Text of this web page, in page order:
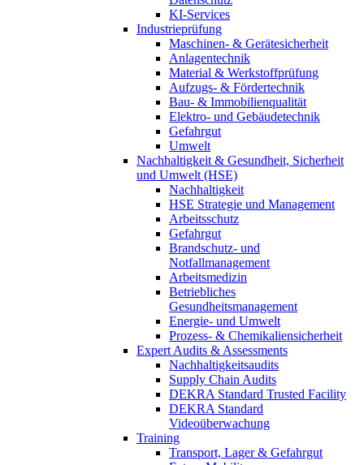
KI-Services
Industrieprüfung
Maschinen- & Gerätesicherheit
Anlagentechnik
Material & Werkstoffprüfung
Aufzugs- & Fördertechnik
Bau- & Immobilienqualität
Elektro- und Gebäudetechnik
Gefahrgut
Umwelt
Nachhaltigkeit & Gesundheit, Sicherheit
und Umwelt (HSE)
Nachhaltigkeit
HSE Strategie und Management
Arbeitsschutz
Gefahrgut
Brandschutz- und
Notfallmanagement
Arbeitsmedizin
Betriebliches
Gesundheitsmanagement
Energie- und Umwelt
Prozess- & Chemikaliensicherheit
Expert Audits & Assessments
Nachhaltigkeitsaudits
Supply Chain Audits
DEKRA Standard Trusted Facility
DEKRA Standard
Videoüberwachung
Training
Transport, Lager & Gefahrgut